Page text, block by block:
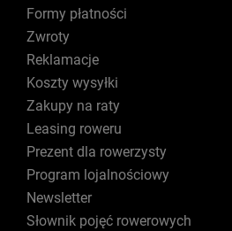
Formy płatności
Zwroty
Reklamacje
Koszty wysyłki
Zakupy na raty
Leasing roweru
Prezent dla rowerzysty
Program lojalnościowy
Newsletter
Słownik pojęć rowerowych